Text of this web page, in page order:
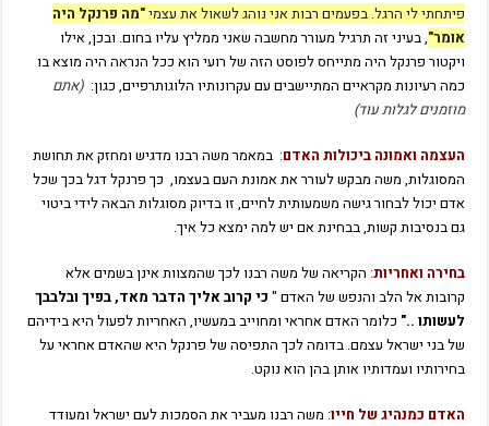
Life is a rollercoaster
Locus of Control and Purpose in Life
השפעת הדת על משמעות ובריאות נפשית
על המשמר
פיתחתי לי הרגל. בפעמים רבות אני נוהג לשאול את עצמי"מה פרנקל היה
אומר", בעיני זה תרגיל מעורר מחשבה שאני ממליץ עליו בחום. ובכן, אילו
ויקטור פרנקל היה מתייחס לפוסט הזה של רועי הוא ככל הנראה היה מוצא בו
כמה רעיונות מקראיים המתיישבים עם עקרונותיו הלוגותרפיים, כגון: (אתם
מוזמנים לגלות עוד)
העצמה ואמונה ביכולות האדם: במאמר משה רבנו מדגיש ומחזק את תחושת
המסוגלות, משה מבקש לעורר את אמונת העם בעצמו, כך פרנקל דגל בכך שכל
אדם יכול לבחור גישה משמעותית לחיים, זו בדיוק מסוגלות הבאה לידי ביטוי
גם בנסיבות קשות, בבחינת אם יש למה ימצא כל איך.
בחירה ואחריות: הקריאה של משה רבנו לכך שהמצוות אינן בשמים אלא
קרובות אל הלב והנפש של האדם " כי קרוב אליך הדבר מאד, בפיך ובלבבך
לעשותו .." כלומר האדם אחראי ומחוייב במעשיו, האחריות לפעול היא בידיהם
של בני ישראל עצמם. בדומה לכך התפיסה של פרנקל היא שהאדם אחראי על
בחירותיו ועמדותיו אותן בהן הוא נוקט.
האדם כמנהיג של חייו: משה רבנו מעביר את הסמכות לעם ישראל ומעודד